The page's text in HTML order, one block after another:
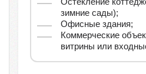
зимние сады);
Офисные здания;
Коммерческие
витрины или